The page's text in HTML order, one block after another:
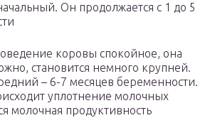
Он продолжается с 1 до 5
коровы спокойное, она
становится немного крупней.
– 6-7 месяцев беременности.
уплотнение молочных
молочная продуктивность